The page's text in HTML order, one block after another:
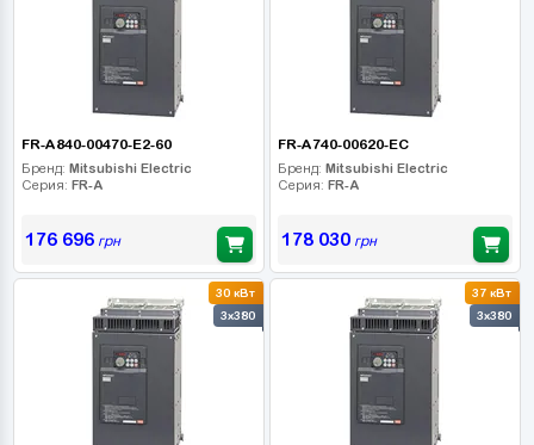
FR-A840-00470-E2-60
Бренд: Mitsubishi Electric
Серия: FR-A
176 696грн
FR-A740-00620-EC
Бренд: Mitsubishi Electric
Серия: FR-A
178 030грн
30 кВт
3x380
37 кВт
3x380